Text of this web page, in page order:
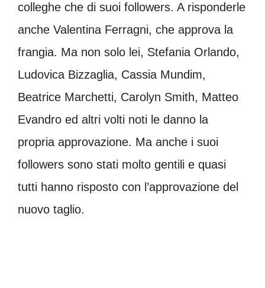
colleghe che di suoi followers. A risponderle
anche Valentina Ferragni, che approva la
frangia. Ma non solo lei, Stefania Orlando,
Ludovica Bizzaglia, Cassia Mundim,
Beatrice Marchetti, Carolyn Smith, Matteo
Evandro ed altri volti noti le danno la
propria approvazione. Ma anche i suoi
followers sono stati molto gentili e quasi
tutti hanno risposto con l’approvazione del
nuovo taglio.